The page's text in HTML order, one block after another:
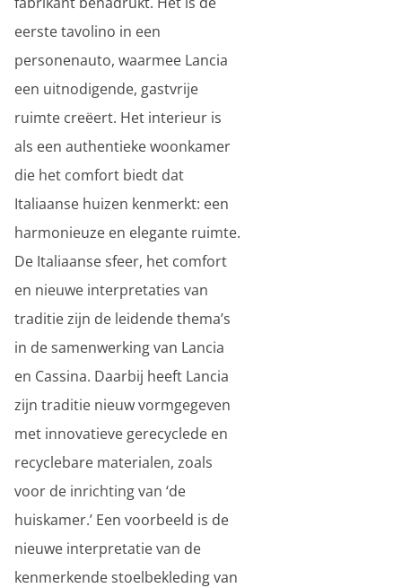
eerste tavolino in een
personenauto, waarmee Lancia
een uitnodigende, gastvrije
ruimte creëert. Het interieur is
als een authentieke woonkamer
die het comfort biedt dat
Italiaanse huizen kenmerkt: een
harmonieuze en elegante ruimte.
De Italiaanse sfeer, het comfort
en nieuwe interpretaties van
traditie zijn de leidende thema’s
in de samenwerking van Lancia
en Cassina. Daarbij heeft Lancia
zijn traditie nieuw vormgegeven
met innovatieve gerecyclede en
recyclebare materialen, zoals
voor de inrichting van ‘de
huiskamer.’ Een voorbeeld is de
nieuwe interpretatie van de
kenmerkende stoelbekleding van